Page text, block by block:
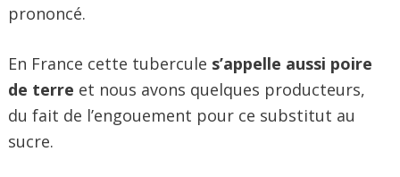
prononcé.
En France cette tubercule s’appelle aussi poire
de terre et nous avons quelques producteurs,
du fait de l’engouement pour ce substitut au
sucre.